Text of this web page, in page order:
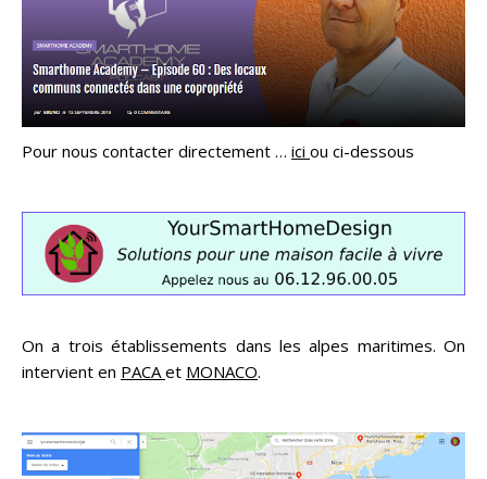
Pour nous contacter directement … ici ou ci-dessous
On a trois établissements dans les alpes maritimes. On
intervient en PACAet MONACO.